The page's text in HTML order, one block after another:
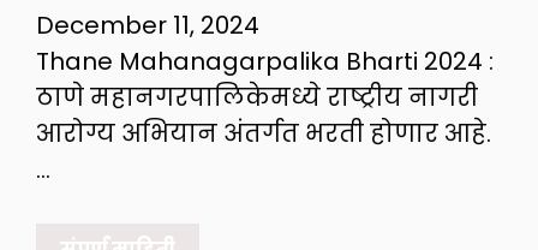
December 11, 2024
Thane Mahanagarpalika Bharti 2024 :
ठाणे महानगरपालिकेमध्ये राष्ट्रीय नागरी
आरोग्य अभियान अंतर्गत भरती होणार आहे.
…